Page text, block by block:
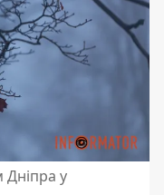
Дніпра у